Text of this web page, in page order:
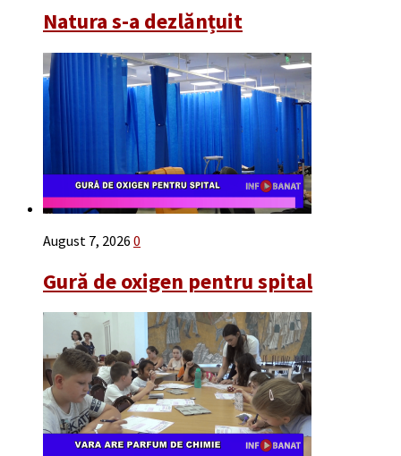
Natura s-a dezlănțuit
August 7, 2026 0
Gură de oxigen pentru spital